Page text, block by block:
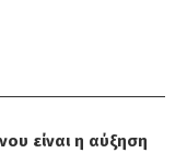
είναι η αύξηση